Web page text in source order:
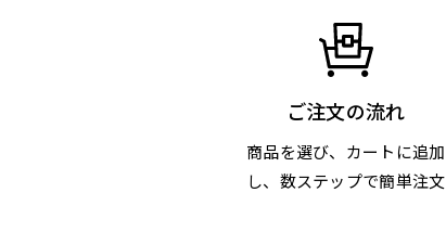
ご注文の流れ
商品を選び、カートに追加
し、数ステップで簡単注文